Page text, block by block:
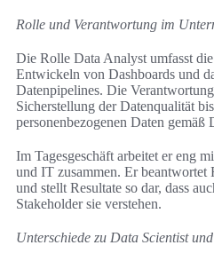
Rolle und Verantwortung im
Die Rolle Data Analyst umfasst
Entwickeln von Dashboards und
Datenpipelines. Die
Sicherstellung der Datenqualität
personenbezogenen Daten gemäß
Im Tagesgeschäft arbeitet er eng
und IT zusammen. Er
und stellt Resultate so dar, dass
Stakeholder sie verstehen.
Unterschiede zu Data Scientist